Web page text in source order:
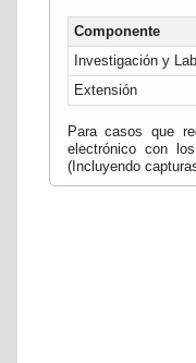
Componente
Investigación y
Extensión
Para casos que
electrónico con
(Incluyendo